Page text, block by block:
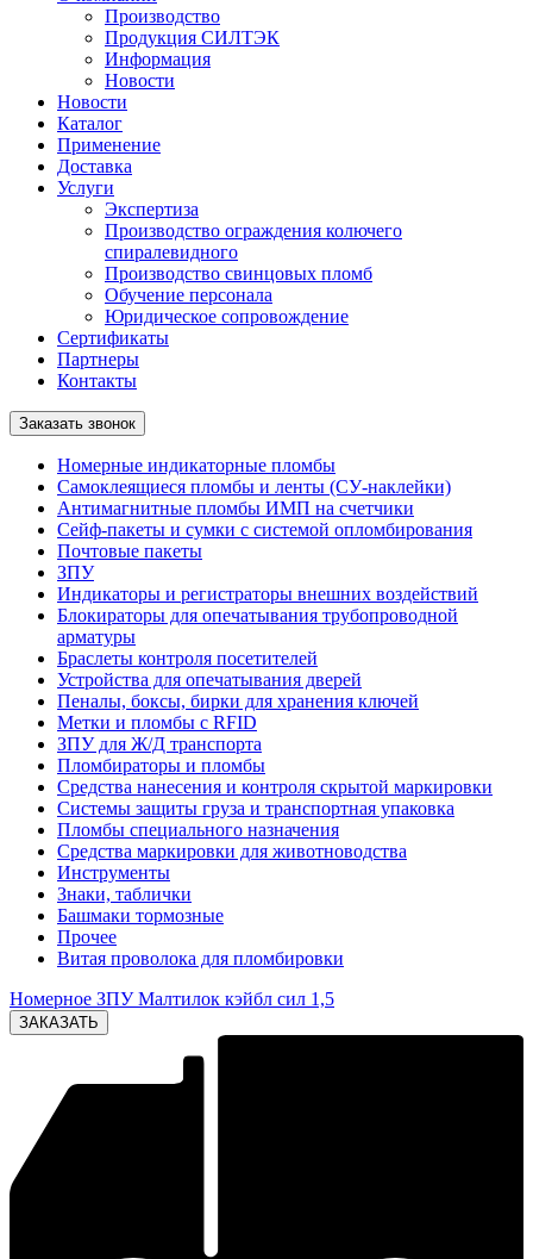
Производство
Продукция СИЛТЭК
Информация
Новости
Новости
Каталог
Применение
Доставка
Услуги
Экспертиза
Производство ограждения колючего
спиралевидного
Производство свинцовых пломб
Обучение персонала
Юридическое сопровождение
Сертификаты
Партнеры
Контакты
Номерные индикаторные пломбы
Самоклеящиеся пломбы и ленты (СУ-наклейки)
Антимагнитные пломбы ИМП на счетчики
Сейф-пакеты и сумки с системой опломбирования
Почтовые пакеты
ЗПУ
Индикаторы и регистраторы внешних воздействий
Блокираторы для опечатывания трубопроводной
арматуры
Браслеты контроля посетителей
Устройства для опечатывания дверей
Пеналы, боксы, бирки для хранения ключей
Метки и пломбы с RFID
ЗПУ для Ж/Д транспорта
Пломбираторы и пломбы
Средства нанесения и контроля скрытой маркировки
Системы защиты груза и транспортная упаковка
Пломбы специального назначения
Средства маркировки для животноводства
Инструменты
Знаки, таблички
Башмаки тормозные
Прочее
Витая проволока для пломбировки
Номерное ЗПУ Малтилок кэйбл сил 1,5